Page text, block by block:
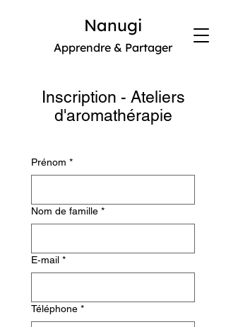
Nanugi
Apprendre & Partager
Inscription - Ateliers
d'aromathérapie
Prénom *
Nom de famille *
E‑mail *
Téléphone *